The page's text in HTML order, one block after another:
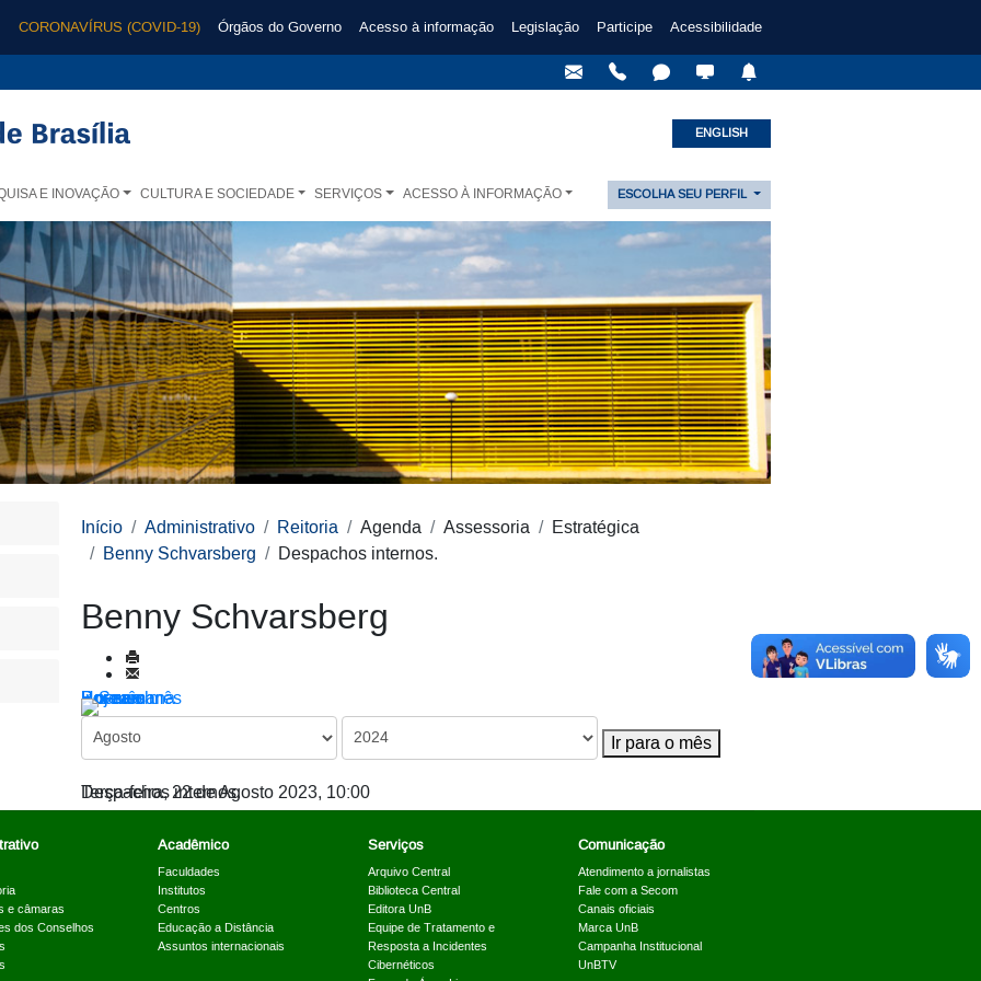
CORONAVÍRUS (COVID-19) Órgãos do Governo Acesso à informação Legislação Participe Acessibilidade
ENGLISH
E INOVAÇÃO CULTURA E SOCIEDADE SERVIÇOS ACESSO À INFORMAÇÃO ESCOLHA SEU PERFIL
Início Administrativo Reitoria Agenda Assessoria
Estratégica
Benny Schvarsberg
Despachos internos.
Benny Schvarsberg
Por ano
Por mês
Por semana
Hoje
Ir para o mês
Ir para o mês
Despachos internos.
Terça-feira, 22 de Agosto 2023, 10:00
e câmaras
dos Conselhos
Acadêmico
Faculdades
Institutos
Centros
Educação a Distância
Assuntos internacionais
Serviços
Arquivo Central
Biblioteca Central
Editora UnB
Equipe de Tratamento e
Resposta a Incidentes
Cibernéticos
Comunicação
Atendimento a jornalistas
Fale com a Secom
Canais oficiais
Marca UnB
Campanha Institucional
UnBTV